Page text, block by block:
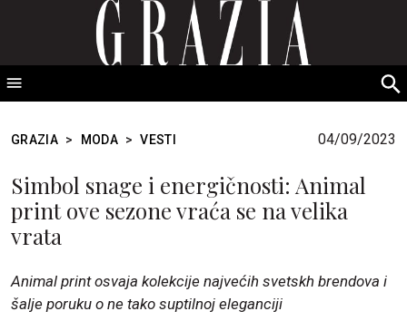
GRAZIA Srbija
GRAZIA > MODA > VESTI 04/09/2023
Simbol snage i energičnosti: Animal
print ove sezone vraća se na velika
vrata
Animal print osvaja kolekcije najvećih svetskh brendova i
šalje poruku o ne tako suptilnoj eleganciji